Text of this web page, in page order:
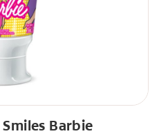
Barbie